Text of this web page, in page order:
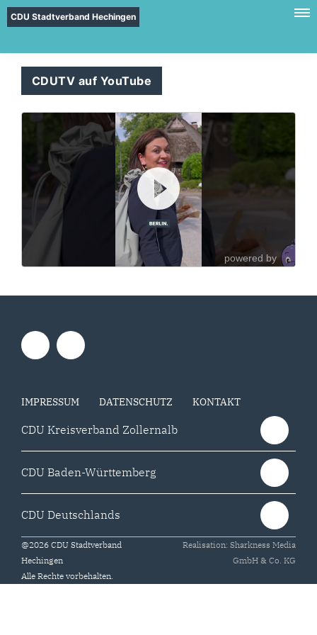
CDU Stadtverband Hechingen
CDUTV auf YouTube
IMPRESSUM DATENSCHUTZ KONTAKT
CDU Kreisverband Zollernalb
CDU Baden-Württemberg
CDU Deutschlands
@2026 CDU Stadtverband
Hechingen
Alle Rechte vorbehalten.
Realisation: Sharkness Media
GmbH & Co. KG